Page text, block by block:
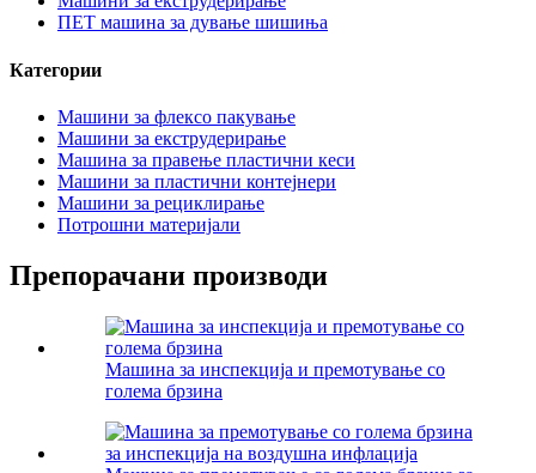
ПЕТ машина за дување шишиња
Категории
Машини за флексо пакување
Машини за екструдерирање
Машина за правење пластични кеси
Машини за пластични контејнери
Машини за рециклирање
Потрошни материјали
Препорачани производи
Машина за инспекција и премотување со
голема брзина